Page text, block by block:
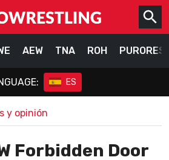
AEW TNA ROH
ES
y opinión
Forbidden Door